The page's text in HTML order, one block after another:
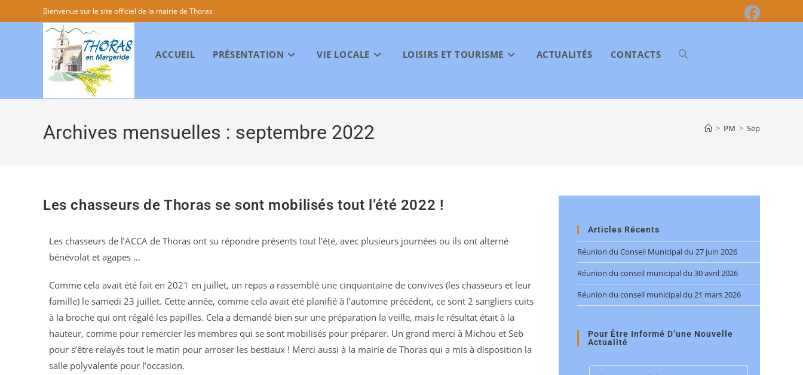
Bienvenue sur le site officiel de la mairie de Thoras
ACCUEIL PRÉSENTATION VIE LOCALE LOISIRS ET TOURISME ACTUALITÉS CONTACTS
Archives mensuelles : septembre 2022 > PM > Sep
Les chasseurs de Thoras se sont mobilisés tout l’été 2022 !
Les chasseurs de l’ACCA de Thoras ont su répondre présents tout l’été, avec plusieurs journées ou ils ont alterné
bénévolat et agapes …
Comme cela avait été fait en 2021 en juillet, un repas a rassemblé une cinquantaine de convives (les chasseurs et leur
famille) le samedi 23 juillet. Cette année, comme cela avait été planifié à l’automne précédent, ce sont 2 sangliers cuits
à la broche qui ont régalé les papilles. Cela a demandé bien sur une préparation la veille, mais le résultat était à la
hauteur, comme pour remercier les membres qui se sont mobilisés pour préparer. Un grand merci à Michou et Seb
pour s’être relayés tout le matin pour arroser les bestiaux ! Merci aussi à la mairie de Thoras qui a mis à disposition la
salle polyvalente pour l’occasion.
Articles Récents
Réunion du Conseil Municipal du 27 juin 2026
Réunion du conseil municipal du 30 avril 2026
Réunion du conseil municipal du 21 mars 2026
Pour Être Informé D’une Nouvelle
Actualité